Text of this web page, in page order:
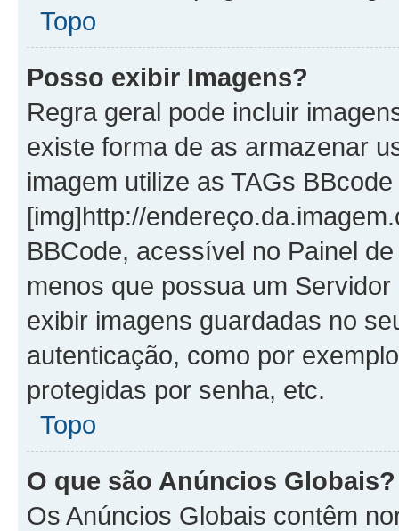
Topo
Posso exibir Imagens?
Regra geral pode incluir
existe forma de as armazenar
imagem utilize as TAGs BBcode
[img]http://
BBCode, acessível no Painel
menos que possua um
exibir imagens guardadas no
autenticação, como por
protegidas por senha, etc.
Topo
O que são Anúncios Globais?
Os Anúncios Globais contêm